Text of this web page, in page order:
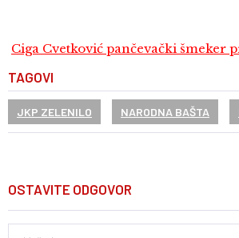
Ciga Cvetković pančevački šmeker
TAGOVI
JKP ZELENILO NARODNA BAŠTA
OSTAVITE ODGOVOR